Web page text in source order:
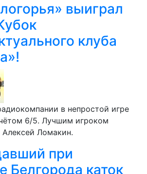
выиграл
клуба
в непростой игре
6/5. Лучшим игроком
Алексей Ломакин.
при
Белгорода каток